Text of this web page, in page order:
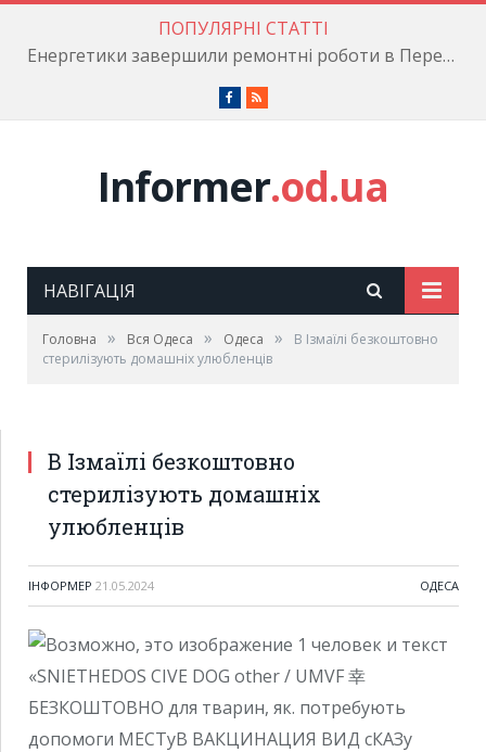
ПОПУЛЯРНІ СТАТТІ
Енергетики завершили ремонтні роботи в Пересипському районі
Facebook
RSS
Informer.od.ua
НАВІГАЦІЯ
Головна » Вся Одеса » Одеса »
В Ізмаїлі безкоштовно
стерилізують домашніх улюбленців
В Ізмаїлі безкоштовно
стерилізують домашніх
улюбленців
ІНФОРМЕР 21.05.2024 ОДЕСА